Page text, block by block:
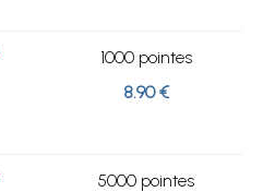
1000 pointes
8.90 €
5000 pointes